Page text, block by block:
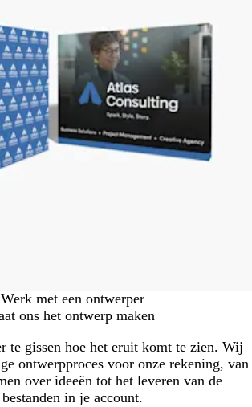
Werk met een ontwerper
ons het ontwerp maken
te gissen hoe het eruit komt te zien. Wij
ontwerpproces voor onze rekening, van
over ideeën tot het leveren van de
bestanden in je account.